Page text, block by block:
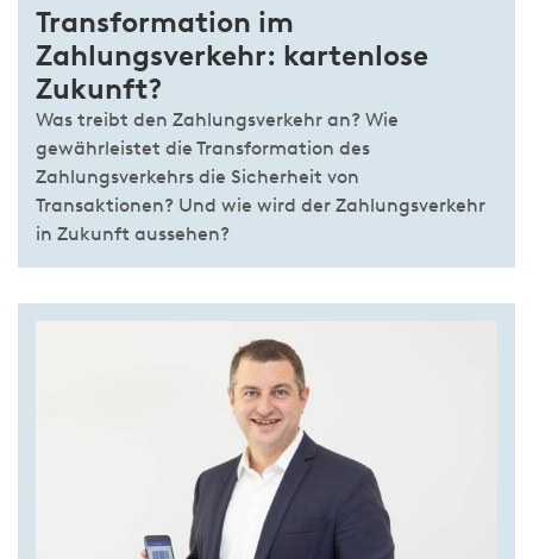
Transformation im
Zahlungsverkehr: kartenlose
Zukunft?
Was treibt den Zahlungsverkehr an? Wie
gewährleistet die Transformation des
Zahlungsverkehrs die Sicherheit von
Transaktionen? Und wie wird der Zahlungsverkehr
in Zukunft aussehen?